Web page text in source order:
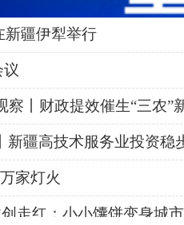
新疆伊犁举行
察丨财政提效催生“三农”
新疆高技术服务业投资稳
家灯火
走红：小小馕饼变身城